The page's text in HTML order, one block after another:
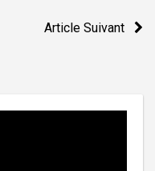
Article Suivant